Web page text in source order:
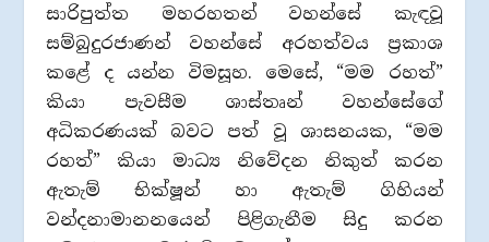
සාරිපුත්ත මහරහතන් වහන්සේ කැඳවූ
සම්බුදුරජාණන් වහන්සේ අරහත්වය ප්‍රකාශ
කළේ ද යන්න විමසූහ. මෙසේ, “මම රහත්”
කියා පැවසීම ශාස්තෘන් වහන්සේගේ
අධිකරණයක් බවට පත් වූ ශාසනයක, “මම
රහත්” කියා මාධ්‍ය නිවේදන නිකුත් කරන
ඇතැම් භික්ෂූන් හා ඇතැම් ගිහියන්
වන්දනාමානනයෙන් පිළිගැනීම සිදු කරන